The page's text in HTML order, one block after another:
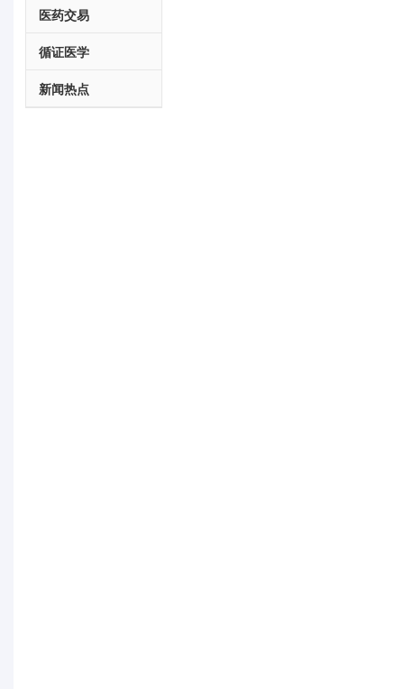
医药交易
循证医学
新闻热点